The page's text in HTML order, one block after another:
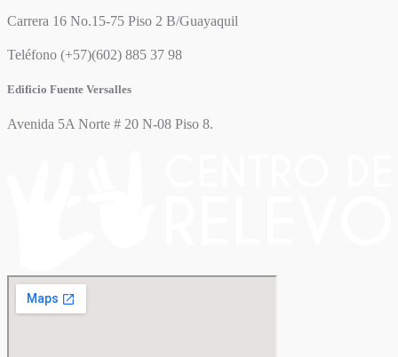
Carrera 16 No.15-75 Piso 2 B/Guayaquil
Teléfono (+57)(602) 885 37 98
Edificio Fuente Versalles
Avenida 5A Norte # 20 N-08 Piso 8.